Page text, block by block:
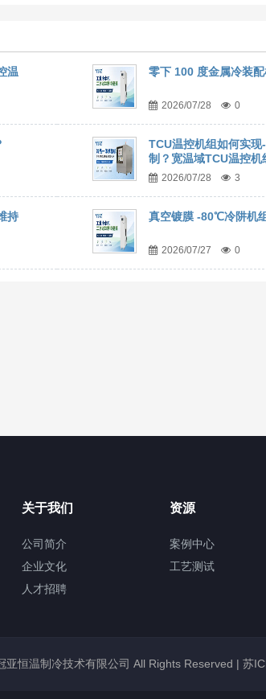
温
零下 100 度金属冷装
2026/07/28 0
TCU温控机组如何实
制？宽温域TCU温控机
2026/07/28 3
持 真空镀膜 -80℃冷阱机
2026/07/27 0
关于我们
公司简介
企业文化
人才招聘
资源
案例中心
工艺测试
恒温制冷技术有限公司 All Rights Reserved | 苏